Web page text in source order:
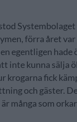
förra året var
egentligen hade
inte kunna sälja
krogarna fick
och gäster.
många som